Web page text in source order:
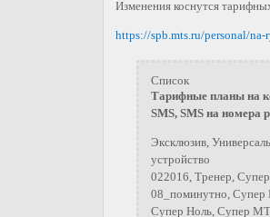
Изменения коснутся
https://spb.mts.ru/personal/
Список
Тарифные планы на
SMS, SMS на номера
Эксклюзив,
устройство
022016, Тренер,
08_поминутно, Супер
Супер Ноль, Супер